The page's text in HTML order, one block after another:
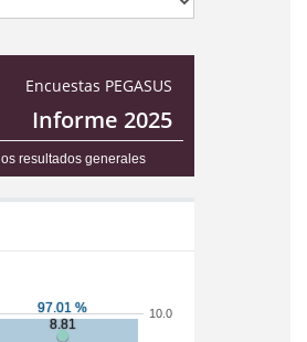
Encuestas PEGASUS
Informe 2025
resultados generales
10.0